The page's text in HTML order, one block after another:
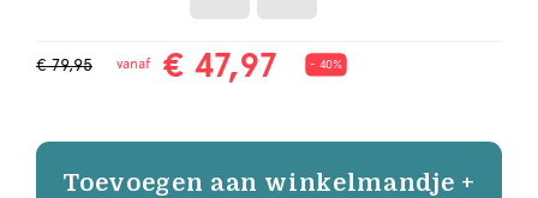
€ 79,95 vanaf € 47,97 - 40%
Toevoegen aan winkelmandje +